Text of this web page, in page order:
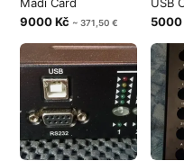
9000 Kč ~ 371,50 €
5000